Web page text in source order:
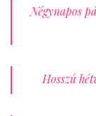
Négynapos
Hosszú